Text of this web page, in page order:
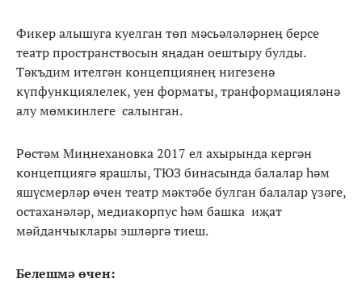
Фикер алышуга куелган төп мәсьәләләрнең берсе
театр пространствосын яңадан оештыру булды.
Тәкъдим ителгән концепциянең нигезенә
күпфункциялелек, уен форматы, транформацияләнә
алу мөмкинлеге салынган.
Рөстәм Миңнехановка 2017 ел ахырында кергән
концепциягә ярашлы, ТЮЗ бинасында балалар һәм
яшүсмерләр өчен театр мәктәбе булган балалар үзәге,
остаханәләр, медиакорпус һәм башка иҗат
мәйданчыклары эшләргә тиеш.
Белешмә өчен: